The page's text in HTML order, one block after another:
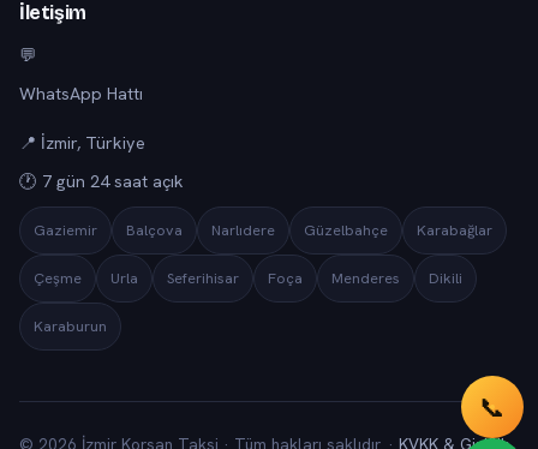
İletişim
💬
WhatsApp Hattı
📍 İzmir, Türkiye
🕐 7 gün 24 saat açık
Gaziemir Balçova Narlıdere Güzelbahçe Karabağlar
Çeşme Urla Seferihisar Foça Menderes Dikili
Karaburun
© 2026 İzmir Korsan Taksi · Tüm hakları saklıdır. · KVKK & Gizlilik
📞